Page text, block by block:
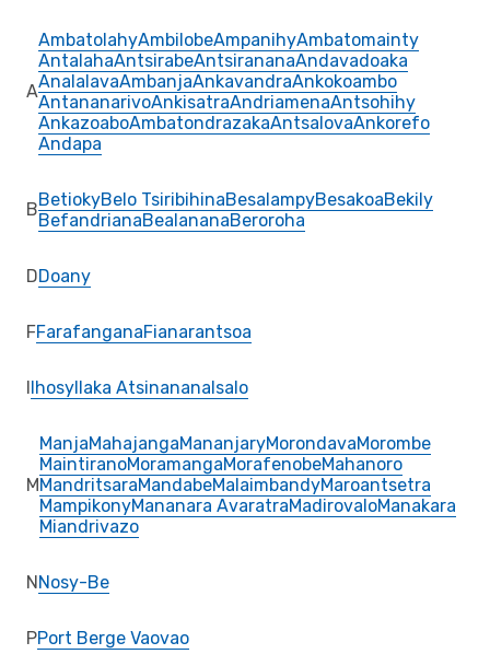
A
AmbatolahyAmbilobeAmpanihyAmbatomainty
AntalahaAntsirabeAntsirananaAndavadoaka
AnalalavaAmbanjaAnkavandraAnkokoambo
AntananarivoAnkisatraAndriamenaAntsohihy
AnkazoaboAmbatondrazakaAntsalovaAnkorefo
Andapa
BBetiokyBelo TsiribihinaBesalampyBesakoaBekily
BefandrianaBealananaBeroroha
DDoany
FFarafanganaFianarantsoa
IIhosyIlaka AtsinananaIsalo
M
ManjaMahajangaMananjaryMorondavaMorombe
MaintiranoMoramangaMorafenobeMahanoro
MandritsaraMandabeMalaimbandyMaroantsetra
MampikonyMananara AvaratraMadirovaloManakara
Miandrivazo
NNosy-Be
PPort Berge Vaovao